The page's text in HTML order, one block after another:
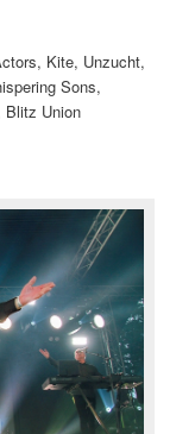
Kite, Unzucht,
Sons,
Blitz Union